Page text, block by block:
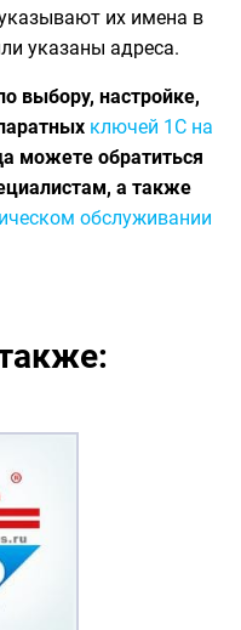
указывают их имена в
указаны адреса.
выбору, настройке,
ключей 1С на
можете обратиться
а также
обслуживании